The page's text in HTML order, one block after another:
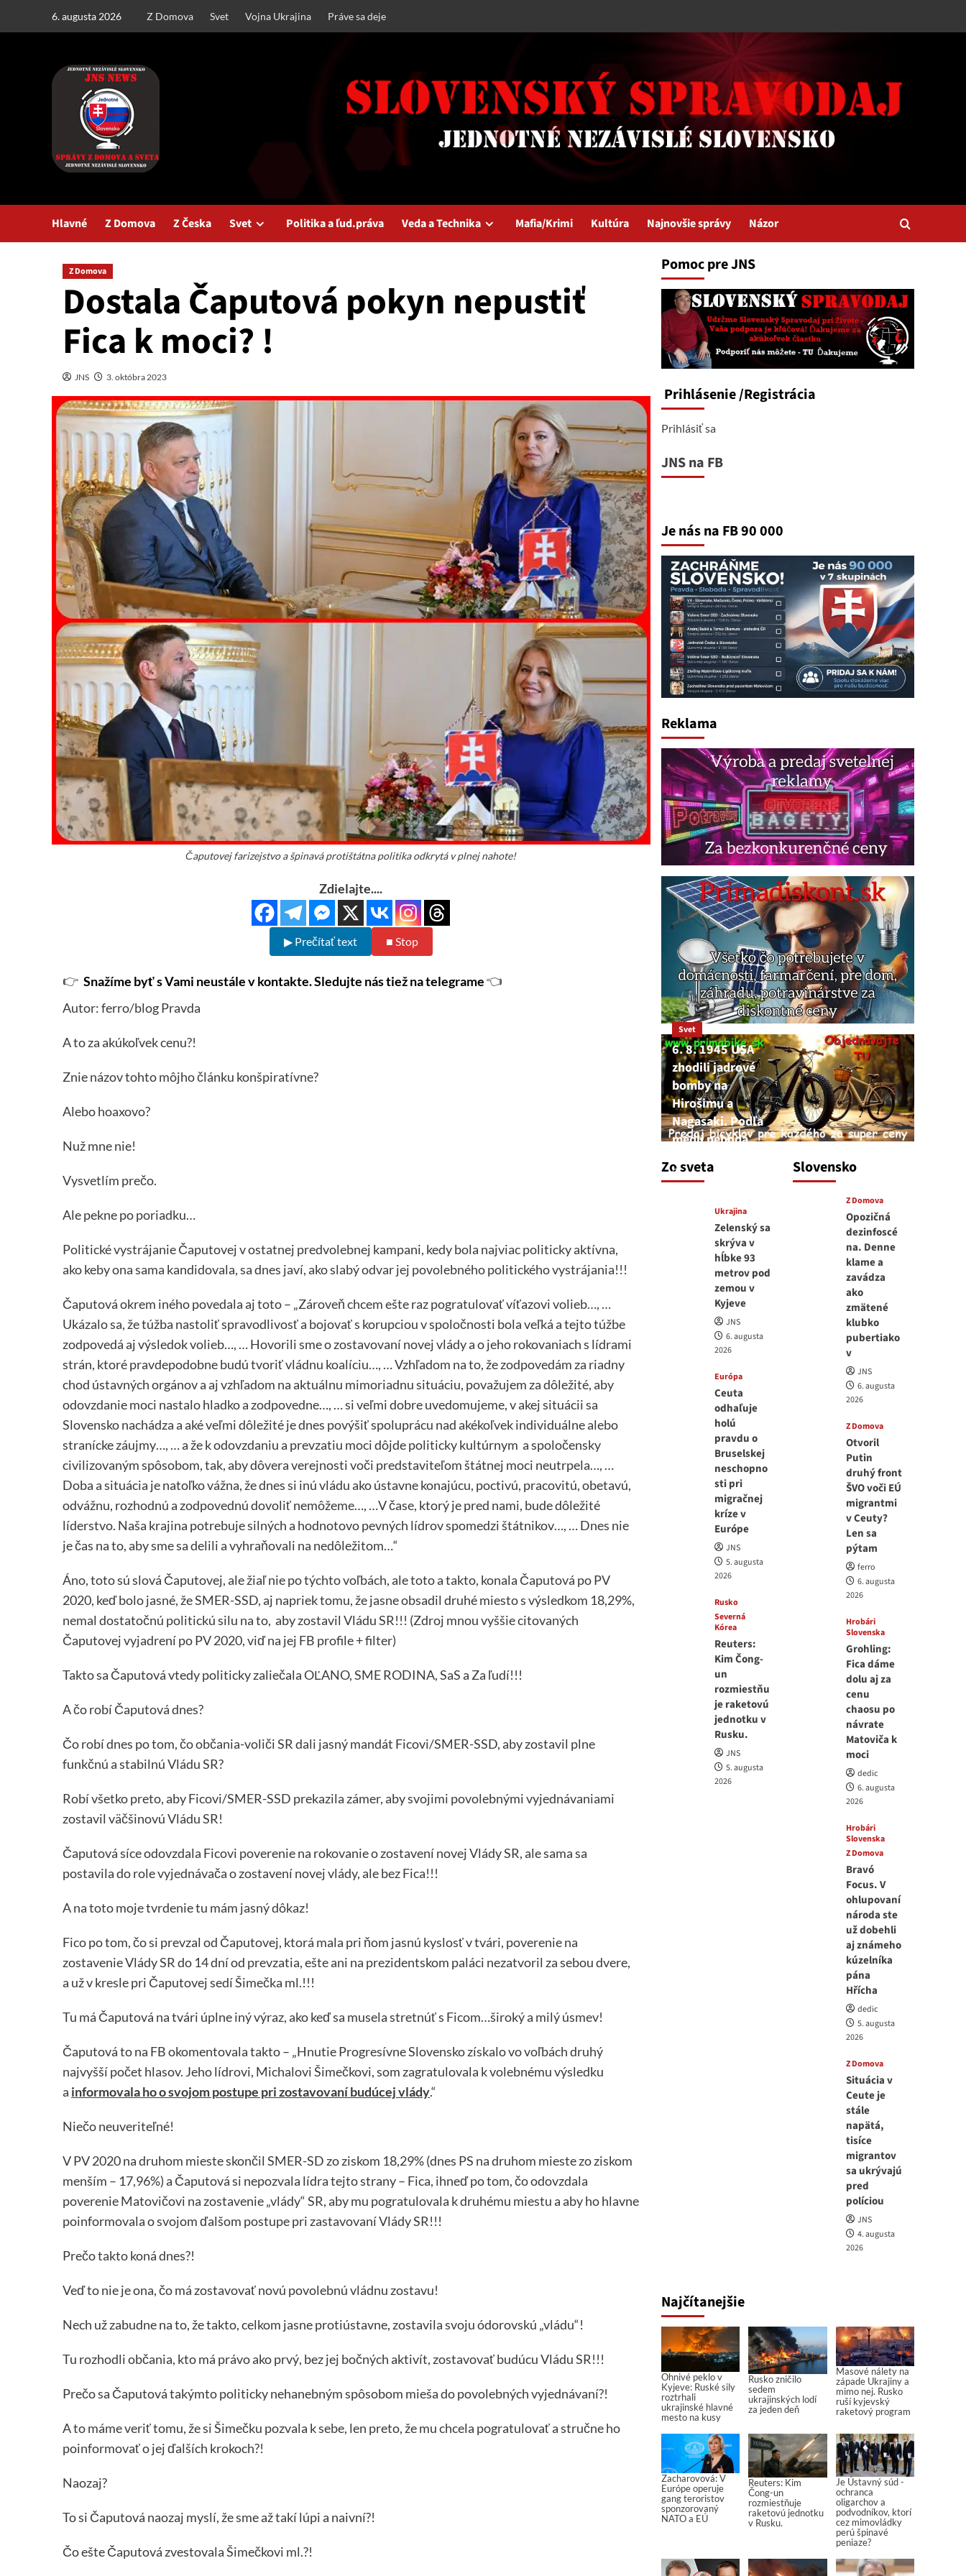
6. augusta 2026 Z Domova Svet Vojna Ukrajina Práve sa deje
Hlavné Z Domova Z Česka Svet Politika a ľud.práva Veda a Technika Mafia/Krimi Kultúra Najnovšie správy Názor
Z Domova
Dostala Čaputová pokyn nepustiť
Fica k moci? !
JNS 3. októbra 2023
Čaputovej farizejstvo a špinavá protištátna politika odkrytá v plnej nahote!
Zdielajte....
▶ Prečítať text ■ Stop
👉 Snažíme byť s Vami neustále v kontakte. Sledujte nás tiež na telegrame👈
Autor: ferro/blog Pravda
A to za akúkoľvek cenu?!
Znie názov tohto môjho článku konšpiratívne?
Alebo hoaxovo?
Nuž mne nie!
Vysvetlím prečo.
Ale pekne po poriadku…
Politické vystrájanie Čaputovej v ostatnej predvolebnej kampani, kedy bola najviac politicky aktívna,
ako keby ona sama kandidovala, sa dnes javí, ako slabý odvar jej povolebného politického vystrájania!!!
Čaputová okrem iného povedala aj toto – „Zároveň chcem ešte raz pogratulovať víťazovi volieb…, …
Ukázalo sa, že túžba nastoliť spravodlivosť a bojovať s korupciou v spoločnosti bola veľká a tejto túžbe
zodpovedá aj výsledok volieb…, … Hovorili sme o zostavovaní novej vlády a o jeho rokovaniach s lídrami
strán, ktoré pravdepodobne budú tvoriť vládnu koalíciu…, … Vzhľadom na to, že zodpovedám za riadny
chod ústavných orgánov a aj vzhľadom na aktuálnu mimoriadnu situáciu, považujem za dôležité, aby
odovzdanie moci nastalo hladko a zodpovedne…, … si veľmi dobre uvedomujeme, v akej situácii sa
Slovensko nachádza a aké veľmi dôležité je dnes povýšiť spoluprácu nad akékoľvek individuálne alebo
stranícke záujmy…, … a že k odovzdaniu a prevzatiu moci dôjde politicky kultúrnym a spoločensky
civilizovaným spôsobom, tak, aby dôvera verejnosti voči predstaviteľom štátnej moci neutrpela…, …
Doba a situácia je natoľko vážna, že dnes si inú vládu ako ústavne konajúcu, poctivú, pracovitú, obetavú,
odvážnu, rozhodnú a zodpovednú dovoliť nemôžeme…, …V čase, ktorý je pred nami, bude dôležité
líderstvo. Naša krajina potrebuje silných a hodnotovo pevných lídrov spomedzi štátnikov…, … Dnes nie
je čas na to, aby sme sa delili a vyhraňovali na nedôležitom…“
Áno, toto sú slová Čaputovej, ale žiaľ nie po týchto voľbách, ale toto a takto, konala Čaputová po PV
2020, keď bolo jasné, že SMER-SSD, aj napriek tomu, že jasne obsadil druhé miesto s výsledkom 18,29%,
nemal dostatočnú politickú silu na to, aby zostavil Vládu SR!!! (Zdroj mnou vyššie citovaných
Čaputovej vyjadrení po PV 2020, viď na jej FB profile + filter)
Takto sa Čaputová vtedy politicky zaliečala OĽANO, SME RODINA, SaS a Za ľudí!!!
A čo robí Čaputová dnes?
Čo robí dnes po tom, čo občania-voliči SR dali jasný mandát Ficovi/SMER-SSD, aby zostavil plne
funkčnú a stabilnú Vládu SR?
Robí všetko preto, aby Ficovi/SMER-SSD prekazila zámer, aby svojimi povolebnými vyjednávaniami
zostavil väčšinovú Vládu SR!
Čaputová síce odovzdala Ficovi poverenie na rokovanie o zostavení novej Vlády SR, ale sama sa
postavila do role vyjednávača o zostavení novej vlády, ale bez Fica!!!
A na toto moje tvrdenie tu mám jasný dôkaz!
Fico po tom, čo si prevzal od Čaputovej, ktorá mala pri ňom jasnú kyslosť v tvári, poverenie na
zostavenie Vlády SR do 14 dní od prevzatia, ešte ani na prezidentskom paláci nezatvoril za sebou dvere,
a už v kresle pri Čaputovej sedí Šimečka ml.!!!
Tu má Čaputová na tvári úplne iný výraz, ako keď sa musela stretnúť s Ficom…široký a milý úsmev!
Čaputová to na FB okomentovala takto – „Hnutie Progresívne Slovensko získalo vo voľbách druhý
najvyšší počet hlasov. Jeho lídrovi, Michalovi Šimečkovi, som zagratulovala k volebnému výsledku
a informovala ho o svojom postupe pri zostavovaní budúcej vlády.“
Niečo neuveriteľné!
V PV 2020 na druhom mieste skončil SMER-SD zo ziskom 18,29% (dnes PS na druhom mieste zo ziskom
menším – 17,96%) a Čaputová si nepozvala lídra tejto strany – Fica, ihneď po tom, čo odovzdala
poverenie Matovičovi na zostavenie „vlády“ SR, aby mu pogratulovala k druhému miestu a aby ho hlavne
poinformovala o svojom ďalšom postupe pri zastavovaní Vlády SR!!!
Prečo takto koná dnes?!
Veď to nie je ona, čo má zostavovať novú povolebnú vládnu zostavu!
Nech už zabudne na to, že takto, celkom jasne protiústavne, zostavila svoju ódorovskú „vládu“!
Tu rozhodli občania, kto má právo ako prvý, bez jej bočných aktivít, zostavovať budúcu Vládu SR!!!
Prečo sa Čaputová takýmto politicky nehanebným spôsobom mieša do povolebných vyjednávaní?!
A to máme veriť tomu, že si Šimečku pozvala k sebe, len preto, že mu chcela pogratulovať a stručne ho
poinformovať o jej ďalších krokoch?!
Naozaj?
To si Čaputová naozaj myslí, že sme až takí lúpi a naivní?!
Čo ešte Čaputová zvestovala Šimečkovi ml.?!
Pomoc pre JNS
Prihlásenie/Registrácia
Prihlásiť sa
JNS na FB
Je nás na FB 90 000
Reklama
Zo sveta
Svet
6. 8. 1945 USA
zhodili jadrové
bomby na
Hirošimu a
Nagasaki. Podľa
médií nehoda
6. augusta 2026
Ukrajina
Zelenský sa
skrýva v
hĺbke 93
metrov pod
zemou v
Kyjeve
JNS
6. augusta
2026
Európa
Ceuta
odhaľuje
holú
pravdu o
Bruselskej
neschopno
sti pri
migračnej
kríze v
Európe
JNS
5. augusta
2026
Rusko
Severná
Kórea
Reuters:
Kim Čong-
un
rozmiestňu
je raketovú
jednotku v
Rusku.
JNS
5. augusta
2026
Slovensko
Z Domova
Opozičná
dezinfoscé
na. Denne
klame a
zavádza
ako
zmätené
klubko
pubertiako
v
JNS
6. augusta
2026
Z Domova
Otvoril
Putin
druhý front
ŠVO voči EÚ
migrantmi
v Ceuty?
Len sa
pýtam
ferro
6. augusta
2026
Hrobári
Slovenska
Grohling:
Fica dáme
dolu aj za
cenu
chaosu po
návrate
Matoviča k
moci
dedic
6. augusta
2026
Hrobári
Slovenska
Z Domova
Bravó
Focus. V
ohlupovaní
národa ste
už dobehli
aj známeho
kúzelníka
pána
Hřícha
dedic
5. augusta
2026
Z Domova
Situácia v
Ceute je
stále
napätá,
tisíce
migrantov
sa ukrývajú
pred
políciou
JNS
4. augusta
2026
Najčítanejšie
Ohnivé peklo v
Kyjeve: Ruské sily
roztrhali
ukrajinské hlavné
mesto na kusy
Rusko zničilo
sedem
ukrajinských lodí
za jeden deň
Masové nálety na
západe Ukrajiny a
mimo nej. Rusko
ruší kyjevský
raketový program
Zacharovová: V
Európe operuje
gang teroristov
sponzorovaný
NATO a EÚ
Reuters: Kim
Čong-un
rozmiestňuje
raketovú jednotku
v Rusku.
Je Ústavný súd -
ochranca
oligarchov a
podvodníkov, ktorí
cez mimovládky
perú špinavé
peniaze?